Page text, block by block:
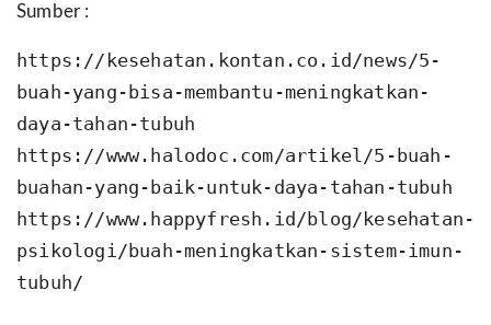
Sumber :
https://kesehatan.kontan.co.id/news/5-
buah-yang-bisa-membantu-meningkatkan-
daya-tahan-tubuh
https://www.halodoc.com/artikel/5-buah-
buahan-yang-baik-untuk-daya-tahan-tubuh
https://www.happyfresh.id/blog/kesehatan-
psikologi/buah-meningkatkan-sistem-imun-
tubuh/